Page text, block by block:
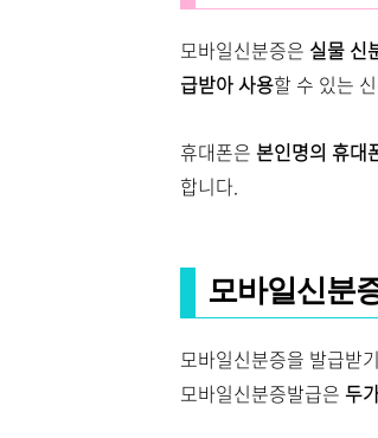
모바일신분증은 실물 신
급받아 사용할 수 있는
휴대폰은 본인명의 휴대
합니다.
모바일신분
모바일신분증을 발급받
모바일신분증발급은 두